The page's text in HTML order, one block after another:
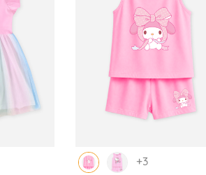
+3